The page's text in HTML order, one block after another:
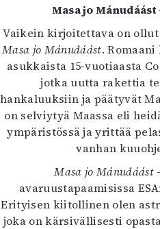
Masa jo
Vaikein kirjoitettava on
Masa jo Mánudáást.
asukkaista 15-vuotiaasta
jotka uutta rakettia
hankaluuksiin ja päätyvät
on selviytyä Maassa eli
ympäristössä ja yrittää
vanhan
Masa jo Mánudáást
avaruustapaamisissa
Erityisen kiitollinen olen
joka on kärsivällisesti